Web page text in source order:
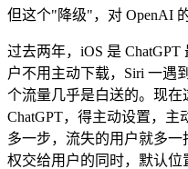
但这个"降级"，对 OpenAI
过去两年，iOS 是
户不用主动下载，Siri 一遇
个流量几乎是白送的。现在
ChatGPT，得主动设置，
多一步，流失的用户就多
权交给用户的同时，默认